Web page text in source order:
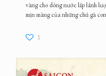
vàng cho dòng nước lấp lánh
mịn màng của những chú gà
1